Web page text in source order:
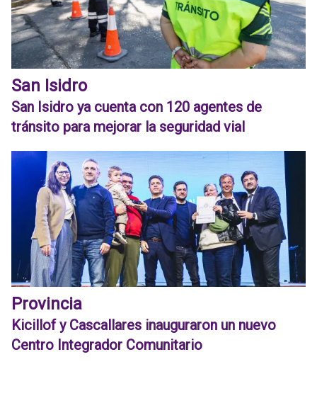
San Isidro
San Isidro ya cuenta con 120 agentes de
tránsito para mejorar la seguridad vial
Provincia
Kicillof y Cascallares inauguraron un nuevo
Centro Integrador Comunitario